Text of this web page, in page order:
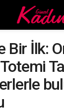
Bir İlk:
Totemi